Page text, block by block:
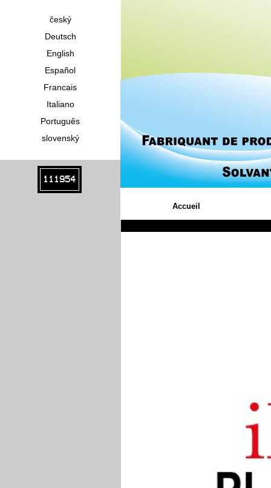
český
Deutsch
English
Español
Francais
Italiano
Português
slovenský
111954
Accueil